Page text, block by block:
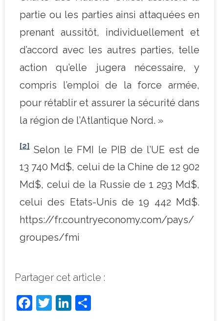
partie ou les parties ainsi attaquées en
prenant aussitôt, individuellement et
d’accord avec les autres parties, telle
action qu’elle jugera nécessaire, y
compris l’emploi de la force armée,
pour rétablir et assurer la sécurité dans
la région de l’Atlantique Nord. »
[2] Selon le FMI le PIB de l’UE est de
13 740 Md$, celui de la Chine de 12 902
Md$, celui de la Russie de 1 293 Md$,
celui des Etats-Unis de 19 442 Md$.
https://fr.countryeconomy.com/pays/
groupes/fmi
Partager cet article :
F
T
Li